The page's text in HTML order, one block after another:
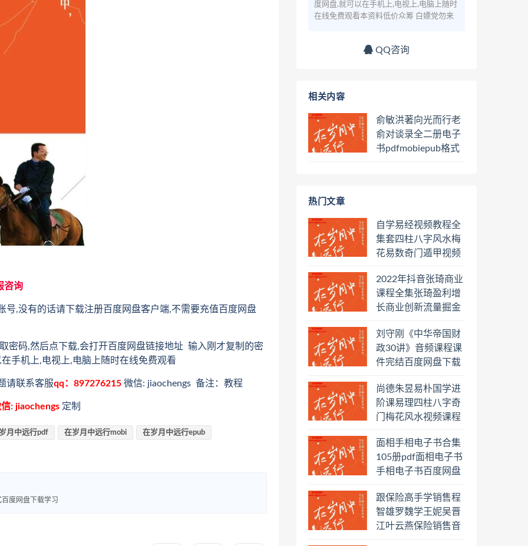
咨询
号,没有的话请下载注册百度网盘客户端,不需要充值百度网盘
密码,然后点下载,会打开百度网盘链接地址 输入刚才复制的密
手机上,电视上,电脑上随时在线免费观看
请联系客服qq：897276215 微信: jiaochengs 备注：教程
: jiaochengs 定制
月中远行pdf 在岁月中远行mobi 在岁月中远行epub
度网盘下载学习
度网盘,就可以在手机上,电视上,电脑上随时
在线免费观看本资料低价众筹 白嫖党勿来
QQ咨询
相关内容
俞敏洪著向光而行老
俞对谈录全二册电子
书pdfmobiepub格式
热门文章
自学易经视频教程全
集套四柱八字风水梅
花易数奇门遁甲视频
日罗盘教程百度云网
盘会员
2022年抖音张琦商业
课程全集张琦盈利增
长商业创新流量掘金
盘下载学习
刘守刚《中华帝国财
政30讲》音频课程课
件完结百度网盘下载
尚德朱昱易朴国学进
阶课易理四柱八字奇
门梅花风水视频课程
学习
面相手相电子书合集
105册pdf面相电子书
手相电子书百度网盘
跟保险高手学销售程
智雄罗魏学王妮吴晋
江叶云燕保险销售音